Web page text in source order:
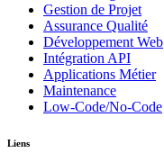
Gestion de Projet
Assurance Qualité
Développement Web
Intégration API
Applications Métier
Maintenance
Low-Code/No-Code
Liens